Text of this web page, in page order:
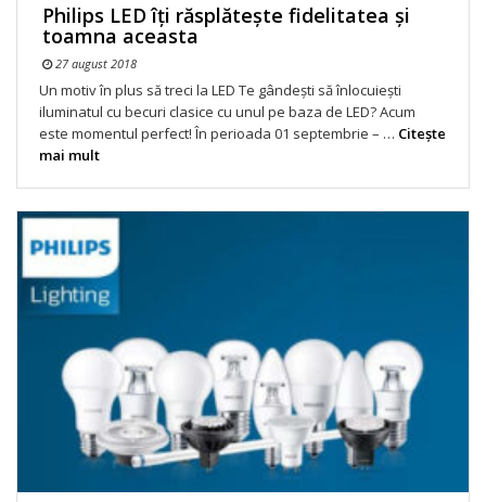
Philips LED îţi răsplăteşte fidelitatea și
toamna aceasta
27 august 2018
Un motiv în plus să treci la LED Te gândești să înlocuiești
iluminatul cu becuri clasice cu unul pe baza de LED? Acum
este momentul perfect! În perioada 01 septembrie – … Citeşte
mai mult